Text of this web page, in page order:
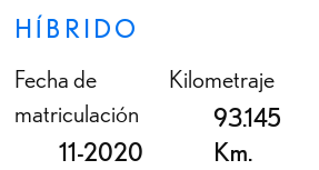
HÍBRIDO
Fecha de
matriculación
11-2020
Kilometraje
93.145
Km.